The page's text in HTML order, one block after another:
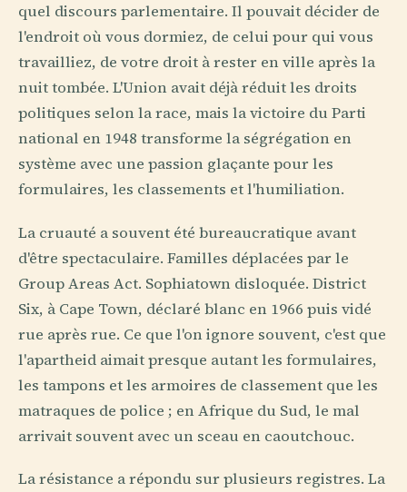
quel discours parlementaire. Il pouvait décider de
l'endroit où vous dormiez, de celui pour qui vous
travailliez, de votre droit à rester en ville après la
nuit tombée. L'Union avait déjà réduit les droits
politiques selon la race, mais la victoire du Parti
national en 1948 transforme la ségrégation en
système avec une passion glaçante pour les
formulaires, les classements et l'humiliation.
La cruauté a souvent été bureaucratique avant
d'être spectaculaire. Familles déplacées par le
Group Areas Act. Sophiatown disloquée. District
Six, à Cape Town, déclaré blanc en 1966 puis vidé
rue après rue. Ce que l'on ignore souvent, c'est que
l'apartheid aimait presque autant les formulaires,
les tampons et les armoires de classement que les
matraques de police ; en Afrique du Sud, le mal
arrivait souvent avec un sceau en caoutchouc.
La résistance a répondu sur plusieurs registres. La